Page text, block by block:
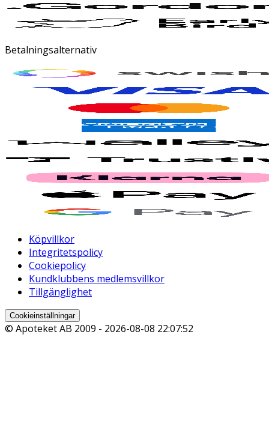
Betalningsalternativ
Köpvillkor
Integritetspolicy
Cookiepolicy
Kundklubbens medlemsvillkor
Tillgänglighet
Cookieinställningar
© Apoteket AB 2009 - 2026-08-08 22:07:52